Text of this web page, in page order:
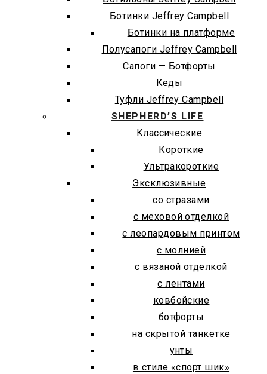
Ботинки Jeffrey Campbell
Ботинки на платформе
Полусапоги Jeffrey Campbell
Сапоги — Ботфорты
Кеды
Туфли Jeffrey Campbell
SHEPHERD’S LIFE
Классические
Короткие
Ультракороткие
Эксклюзивные
со стразами
с меховой отделкой
с леопардовым принтом
с молнией
с вязаной отделкой
с лентами
ковбойские
ботфорты
на скрытой танкетке
унты
в стиле «спорт шик»